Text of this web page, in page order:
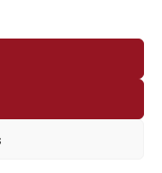
2026